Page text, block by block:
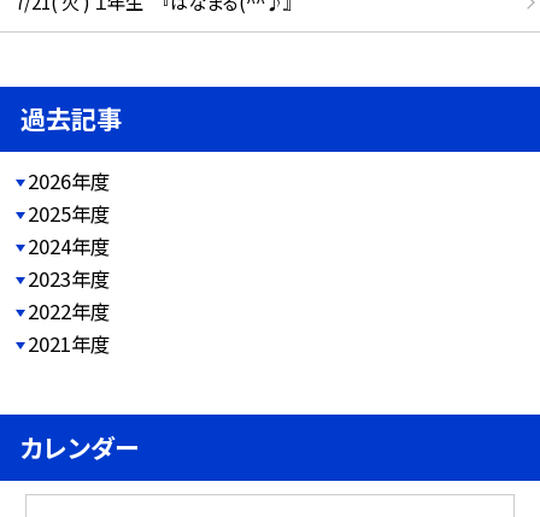
過去記事
2026年度
2025年度
2024年度
2023年度
2022年度
2021年度
カレンダー